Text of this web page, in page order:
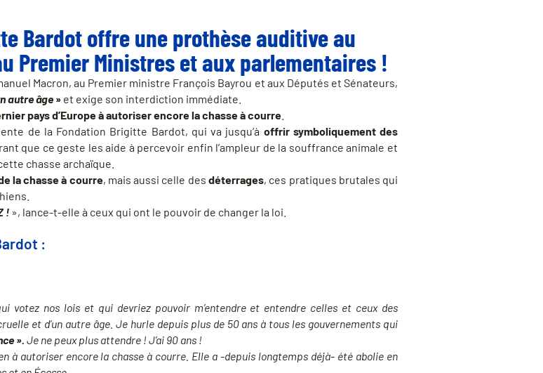
Bardot offre une prothèse auditive au
Premier Ministres et aux parlementaires !
Macron, au Premier ministre François Bayrou et aux Députés et Sénateurs,
autre âge» et exige son interdiction immédiate.
pays d’Europe à autoriser encore la chasse à courre
de la Fondation Brigitte Bardot, qui va jusqu’à offrir symboliquement des
que ce geste les aide à percevoir enfin l’ampleur de la souffrance animale et
chasse archaïque.
la chasse à courre, mais aussi celle des déterrages, ces pratiques brutales qui
! », lance-t-elle à ceux qui ont le pouvoir de changer la loi.
:
votez nos lois et qui devriez pouvoir m’entendre et entendre celles et ceux des
et d’un autre âge. Je hurle depuis plus de 50 ans à tous les gouvernements qui
». Je ne peux plus attendre ! J’ai 90 ans !
à autoriser encore la chasse à courre. Elle a -depuis longtemps déjà- été abolie en